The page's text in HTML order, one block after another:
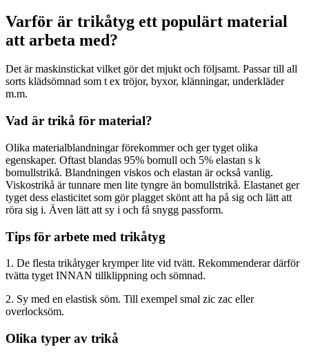
Varför är trikåtyg ett populärt material
att arbeta med?
Det är maskinstickat vilket gör det mjukt och följsamt. Passar till all
sorts klädsömnad som t ex tröjor, byxor, klänningar, underkläder
m.m.
Vad är trikå för material?
Olika materialblandningar förekommer och ger tyget olika
egenskaper. Oftast blandas 95% bomull och 5% elastan s k
bomullstrikå. Blandningen viskos och elastan är också vanlig.
Viskostrikå är tunnare men lite tyngre än bomullstrikå. Elastanet ger
tyget dess elasticitet som gör plagget skönt att ha på sig och lätt att
röra sig i. Även lätt att sy i och få snygg passform.
Tips för arbete med trikåtyg
1. De flesta trikåtyger krymper lite vid tvätt. Rekommenderar därför
tvätta tyget INNAN tillklippning och sömnad.
2. Sy med en elastisk söm. Till exempel smal zic zac eller
overlocksöm.
Olika typer av trikå